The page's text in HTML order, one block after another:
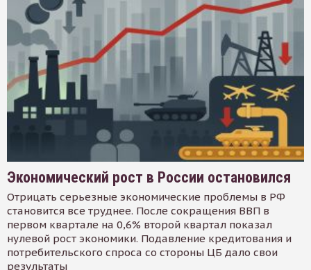
Экономический рост в России остановился
Отрицать серьезные экономические проблемы в РФ
становится все труднее. После сокращения ВВП в
первом квартале на 0,6% второй квартал показал
нулевой рост экономики. Подавление кредитования и
потребительского спроса со стороны ЦБ дало свои
результаты